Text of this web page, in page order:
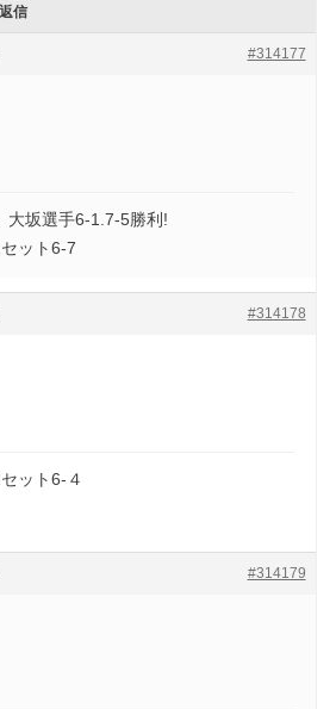
返信
#314177
大坂選手6-1.7-5勝利!
ット6-7
#314178
ット6-４
#314179